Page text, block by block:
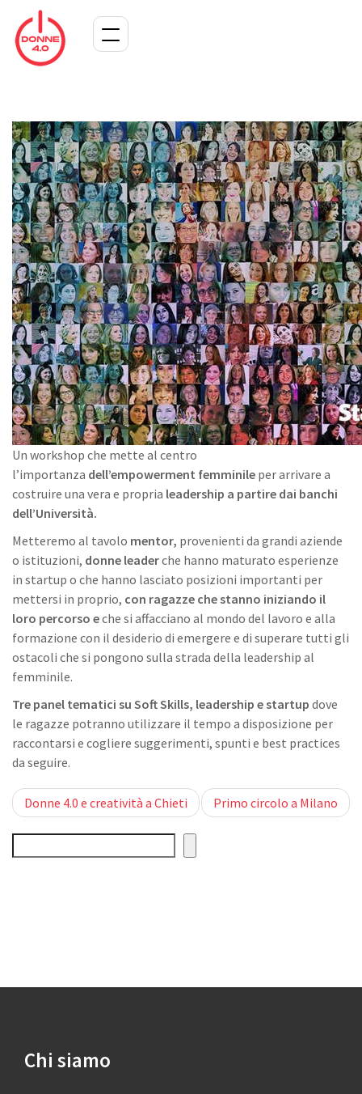
Un workshop che mette al centro
l’importanza dell’empowerment femminile per arrivare a
costruire una vera e propria leadership a partire dai banchi
dell’Università.
Metteremo al tavolo mentor, provenienti da grandi aziende
o istituzioni, donne leaderche hanno maturato esperienze
in startup o che hanno lasciato posizioni importanti per
mettersi in proprio, con ragazze che stanno iniziando il
loro percorso eche si affacciano al mondo del lavoro e alla
formazione con il desiderio di emergere e di superare tutti gli
ostacoli che si pongono sulla strada della leadership al
femminile.
Tre panel tematici su Soft Skills, leadership e startup dove
le ragazze potranno utilizzare il tempo a disposizione per
raccontarsi e cogliere suggerimenti, spunti e best practices
da seguire.
Post
navigation
Donne 4.0 e creatività a Chieti Primo circolo a Milano
Chi siamo